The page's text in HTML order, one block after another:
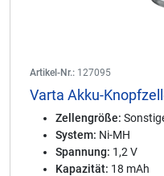
Artikel-Nr.: 127095
Varta Akku-
Zellengröße:
System: Ni-MH
Spannung: 1,2 V
Kapazität: 18 mAh